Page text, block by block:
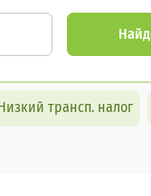
трансп. налог